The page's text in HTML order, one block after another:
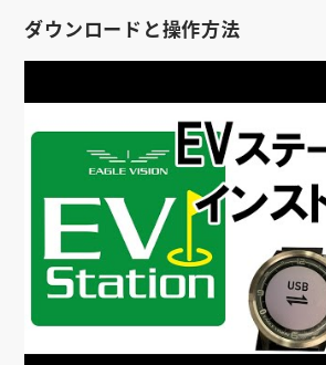
ダウンロードと操作方法